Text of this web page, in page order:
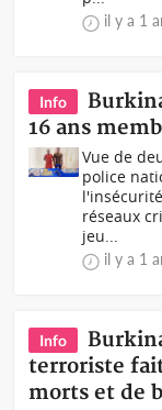
il y a 1
Info
16 ans
Vue de
police
réseaux
jeu...
il y a 1
Info
terroriste
morts et de